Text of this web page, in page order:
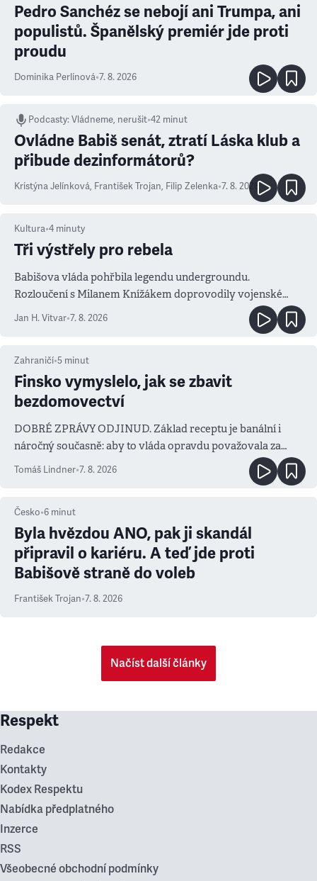
Pedro Sanchéz se nebojí ani Trumpa, ani
populistů. Španělský premiér jde proti
proudu
Dominika Perlínová•7. 8. 2026
Podcasty:Vládneme, nerušit•42 minut
Ovládne Babiš senát, ztratí Láska klub a
přibude dezinformátorů?
Kristýna Jelínková, František Trojan, Filip Zelenka•7. 8. 2026
Kultura•4 minuty
Tři výstřely pro rebela
Babišova vláda pohřbila legendu undergroundu.
Rozloučení s Milanem Knížákem doprovodily vojenské
salvy i kritika pokrokářů
Jan H. Vitvar•7. 8. 2026
Zahraničí•5 minut
Finsko vymyslelo, jak se zbavit
bezdomovectví
DOBRÉ ZPRÁVY ODJINUD. Základ receptu je banální i
náročný současně: aby to vláda opravdu považovala za
prioritu
Tomáš Lindner•7. 8. 2026
Česko•6 minut
Byla hvězdou ANO, pak ji skandál
připravil o kariéru. A teď jde proti
Babišově straně do voleb
František Trojan•7. 8. 2026
Načíst další články
Respekt
Redakce
Kontakty
Kodex Respektu
Nabídka předplatného
Inzerce
RSS
Všeobecné obchodní podmínky